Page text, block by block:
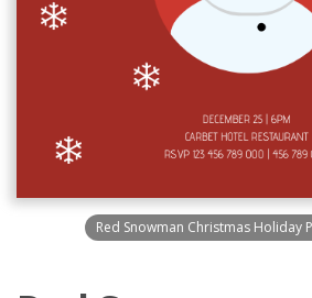
Red Snowman Christmas Holiday